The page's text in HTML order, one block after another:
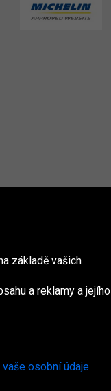
základě vašich
a reklamy a jejího
osobní údaje.